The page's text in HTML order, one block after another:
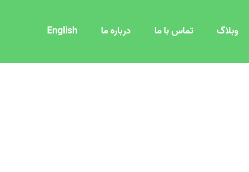
وبلاگ تماس با ما درباره ما English